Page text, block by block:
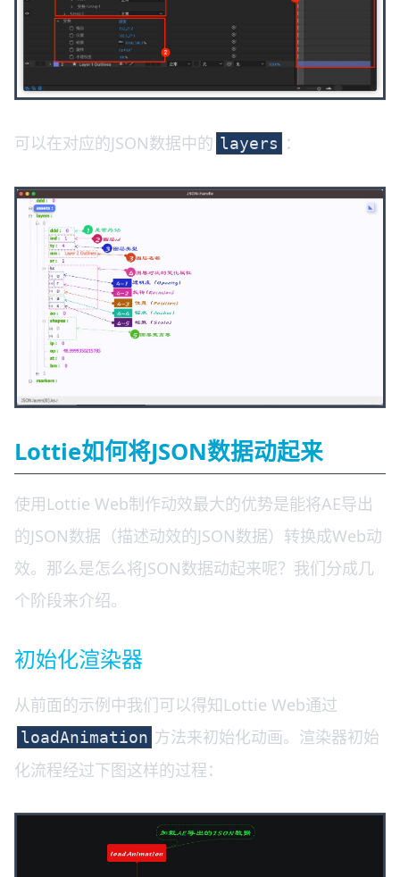
可以在对应的JSON数据中的 layers ：
Lottie如何将JSON数据动起来
使用Lottie Web制作动效最大的优势是能将AE导出
的JSON数据（描述动效的JSON数据）转换成Web动
效。那么是怎么将JSON数据动起来呢？我们分成几
个阶段来介绍。
初始化渲染器
从前面的示例中我们可以得知Lottie Web通过
loadAnimation 方法来初始化动画。渲染器初始
化流程经过下图这样的过程：